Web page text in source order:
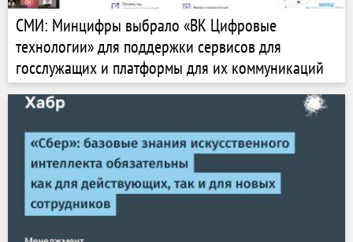
СМИ: Минцифры выбрало «ВК Цифровые
технологии» для поддержки сервисов для
госслужащих и платформы для их коммуникаций